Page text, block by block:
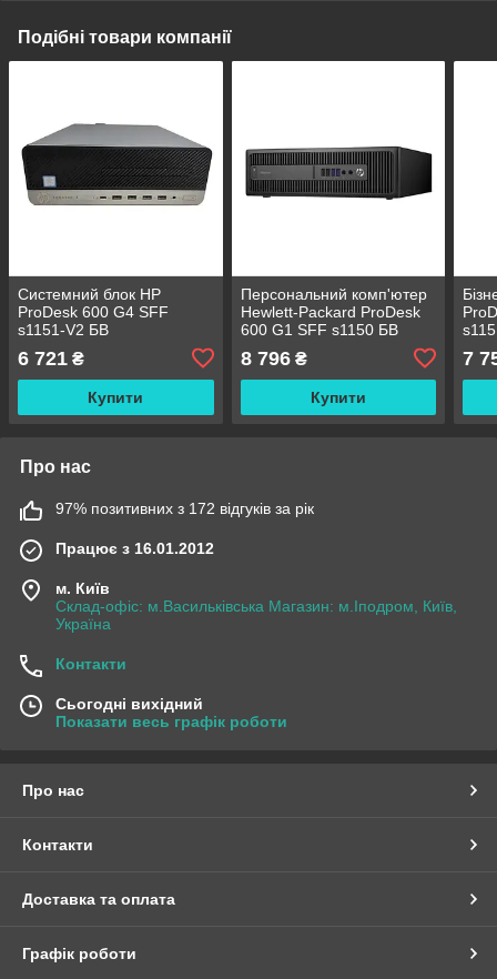
Подібні товари компанії
Системний блок HP
ProDesk 600 G4 SFF
s1151-V2 БВ
6 721 ₴
Купити
Персональний комп'ютер
Hewlett-Packard ProDesk
600 G1 SFF s1150 БВ
8 796₴
Купити
7
Про нас
97% позитивних з 172 відгуків за рік
Працює з 16.01.2012
м. Київ
Склад-офіс: м.Васильківська Магазин: м.Іподром, Київ,
Україна
Контакти
Сьогодні вихідний
Показати весь графік роботи
Про нас
Контакти
Доставка та оплата
Графік роботи